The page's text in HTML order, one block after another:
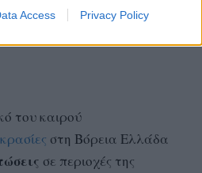
Access Privacy Policy
του καιρού
στη Βόρεια Ελλάδα
σε περιοχές της